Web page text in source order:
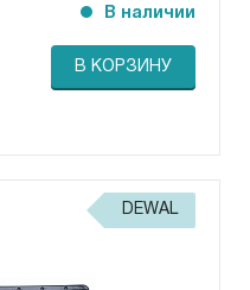
В наличии
В КОРЗИНУ
DEWAL